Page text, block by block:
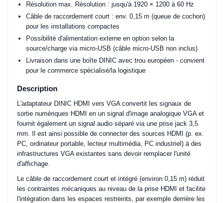
Résolution max. Résolution : jusqu'à 1920 × 1200 à 60 Hz
Câble de raccordement court : env. 0,15 m (queue de cochon)
pour les installations compactes
Possibilité d'alimentation externe en option selon la
source/charge via micro-USB (câble micro-USB non inclus)
Livraison dans une boîte DINIC avec trou européen - convient
pour le commerce spécialisé/la logistique
Description
L'adaptateur DINIC HDMI vers VGA convertit les signaux de
sortie numériques HDMI en un signal d'image analogique VGA et
fournit également un signal audio séparé via une prise jack 3,5
mm. Il est ainsi possible de connecter des sources HDMI (p. ex.
PC, ordinateur portable, lecteur multimédia, PC industriel) à des
infrastructures VGA existantes sans devoir remplacer l'unité
d'affichage.
Le câble de raccordement court et intégré (environ 0,15 m) réduit
les contraintes mécaniques au niveau de la prise HDMI et facilite
l'intégration dans les espaces restreints, par exemple derrière les